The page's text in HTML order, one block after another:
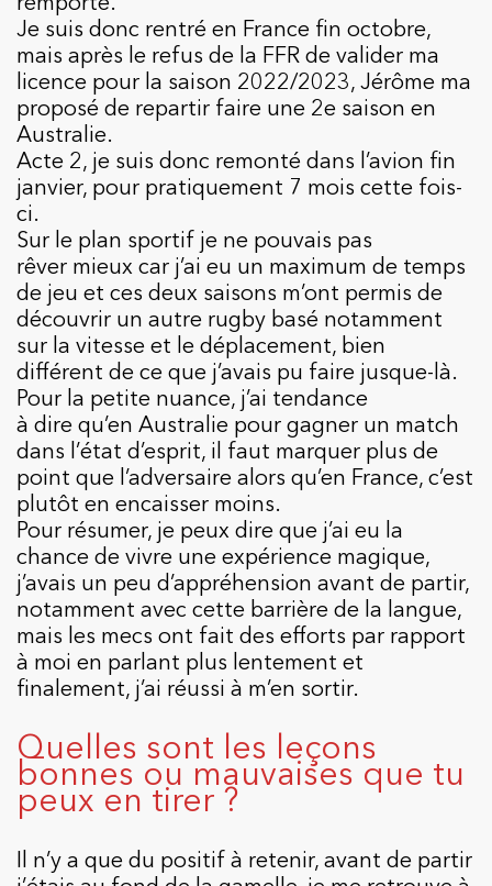
Je suis donc rentré en France fin octobre,
mais après le refus de la FFR de valider ma
licence pour la saison 2022/2023, Jérôme ma
proposé de repartir faire une 2e saison en
Australie.
Acte 2, je suis donc remonté dans l’avion fin
janvier, pour pratiquement 7 mois cette fois-
ci.
Sur le plan sportif je ne pouvais pas
rêver mieux car j’ai eu un maximum de temps
de jeu et ces deux saisons m’ont permis de
découvrir un autre rugby basé notamment
sur la vitesse et le déplacement, bien
différent de ce que j’avais pu faire jusque-là.
Pour la petite nuance, j’ai tendance
à dire qu’en Australie pour gagner un match
dans l’état d’esprit, il faut marquer plus de
point que l’adversaire alors qu’en France, c’est
plutôt en encaisser moins.
Pour résumer, je peux dire que j’ai eu la
chance de vivre une expérience magique,
j’avais un peu d’appréhension avant de partir,
notamment avec cette barrière de la langue,
mais les mecs ont fait des efforts par rapport
à moi en parlant plus lentement et
finalement, j’ai réussi à m’en sortir.
Quelles sont les leçons
bonnes ou mauvaises que tu
peux en tirer ?
Il n’y a que du positif à retenir, avant de partir